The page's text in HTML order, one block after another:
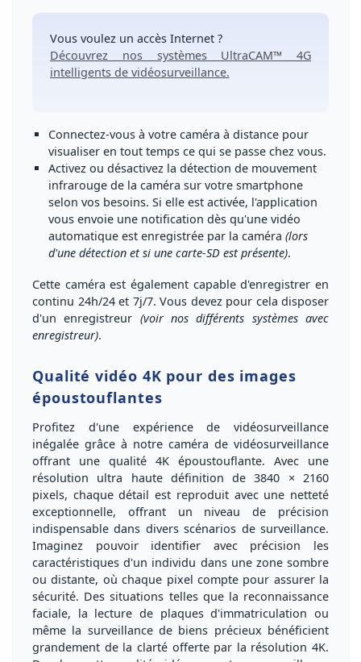
Vous voulez un accès Internet ?
Découvrez nos systèmes UltraCAM™ 4G
intelligents de vidéosurveillance.
Connectez-vous à votre caméra à distance pour
visualiser en tout temps ce qui se passe chez vous.
Activez ou désactivez la détection de mouvement
infrarouge de la caméra sur votre smartphone
selon vos besoins. Si elle est activée, l'application
vous envoie une notification dès qu'une vidéo
automatique est enregistrée par la caméra (lors
d'une détection et si une carte-SD est présente).
Cette caméra est également capable d'enregistrer en
continu 24h/24 et 7j/7. Vous devez pour cela disposer
d'un enregistreur (voir nos différents systèmes avec
enregistreur).
Qualité vidéo 4K pour des images
époustouflantes
Profitez d'une expérience de vidéosurveillance
inégalée grâce à notre caméra de vidéosurveillance
offrant une qualité 4K époustouflante. Avec une
résolution ultra haute définition de3840 × 2160
pixels, chaque détail est reproduit avec une netteté
exceptionnelle, offrant un niveau de précision
indispensable dans divers scénarios de surveillance.
Imaginez pouvoir identifier avec précision les
caractéristiques d'un individu dans une zone sombre
ou distante, où chaque pixel compte pour assurer la
sécurité. Des situations telles que la reconnaissance
faciale, la lecture de plaques d'immatriculation ou
même la surveillance de biens précieux bénéficient
grandement de la clarté offerte par la résolution 4K.